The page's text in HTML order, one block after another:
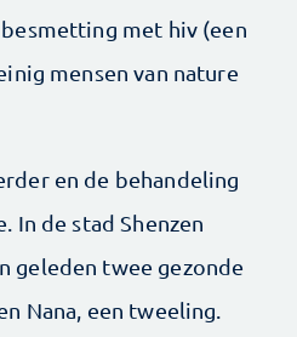
met hiv (een
mensen van nature
en de behandeling
In de stad Shenzen
geleden twee gezonde
Nana, een tweeling.